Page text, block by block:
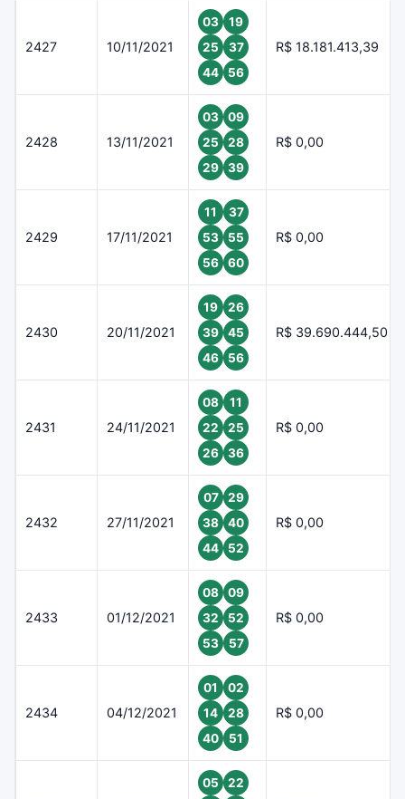
2427 10/11/2021
03
19
25
37
44
56
R$ 18.181.413,39
2428 13/11/2021
03
09
25
28
29
39
R$ 0,00
2429 17/11/2021
11
37
53
55
56
60
R$ 0,00
2430 20/11/2021
19
26
39
45
46
56
R$ 39.690.444,50
2431 24/11/2021
08
11
22
25
26
36
R$ 0,00
2432 27/11/2021
07
29
38
40
44
52
R$ 0,00
2433 01/12/2021
08
09
32
52
53
57
R$ 0,00
2434 04/12/2021
01
02
14
28
40
51
R$ 0,00
05
22